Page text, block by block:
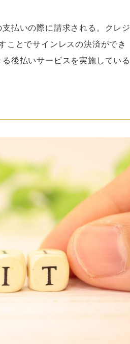
払いの際に請求される。クレジ
ことでサインレスの決済ができ
後払いサービスを実施している